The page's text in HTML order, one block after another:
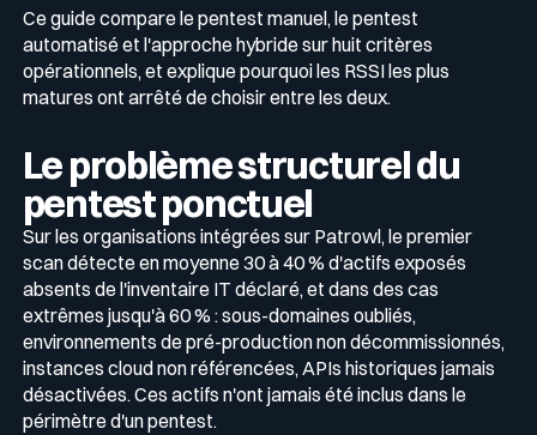
Guide menaces cyber
Télécharger le guide
Ce guide compare le pentest manuel, le pentest
automatisé et l'approche hybride sur huit critères
opérationnels, et explique pourquoi les RSSI les plus
matures ont arrêté de choisir entre les deux.
Le problème structurel du
pentest ponctuel
Sur les organisations intégrées sur Patrowl, le premier
scan détecte en moyenne 30 à 40 % d'actifs exposés
absents de l'inventaire IT déclaré, et dans des cas
extrêmes jusqu'à 60 % : sous-domaines oubliés,
environnements de pré-production non décommissionnés,
instances cloud non référencées, APIs historiques jamais
désactivées. Ces actifs n'ont jamais été inclus dans le
périmètre d'un pentest.